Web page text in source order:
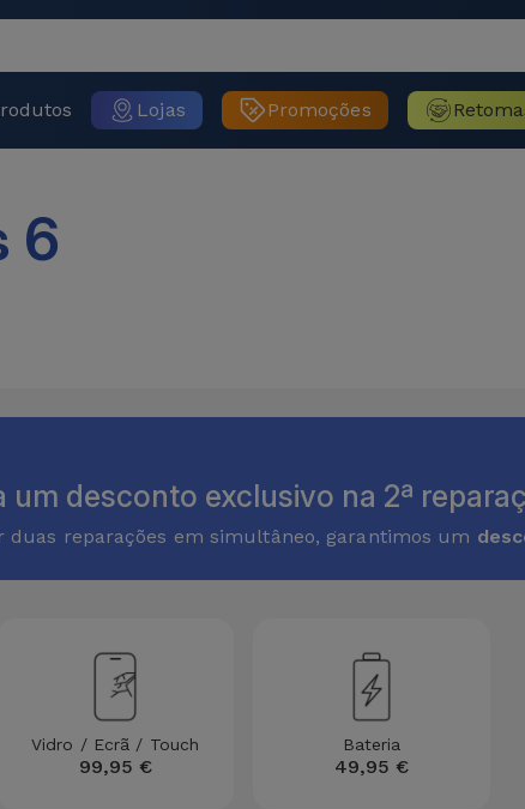
Lojas Promoções
6
um desconto exclusivo na 2ª
duas reparações em simultâneo, garantimos um
Vidro / Ecrã / Touch
99,95 €
Bateria
49,95 €